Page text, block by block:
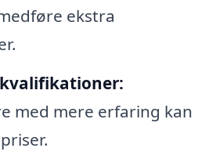
ekstra
med mere erfaring kan